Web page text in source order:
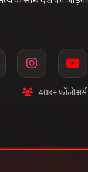
40K+ फॉलोअर्स